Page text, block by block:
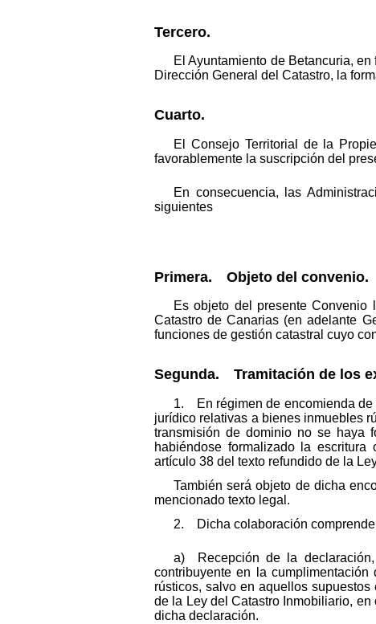
Tercero.
El Ayuntamiento de Betancuria,
Dirección General del Catastro, la
Cuarto.
El Consejo Territorial de la
favorablemente la suscripción del
En consecuencia, las
siguientes
Primera. Objeto del convenio.
Es objeto del presente Convenio
Catastro de Canarias (en adelante
funciones de gestión catastral cuyo
Segunda. Tramitación de los
1. En régimen de encomienda de
jurídico relativas a bienes inmuebles
transmisión de dominio no se haya
habiéndose formalizado la
artículo 38 del texto refundido de la
También será objeto de dicha
mencionado texto legal.
2. Dicha colaboración
a) Recepción de la
contribuyente en la
rústicos, salvo en aquellos
de la Ley del Catastro Inmobiliario,
dicha declaración.